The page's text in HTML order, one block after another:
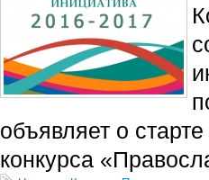
объявляет о
конкурса